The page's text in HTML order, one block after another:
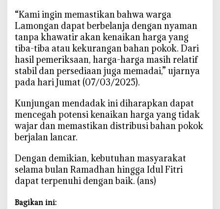
“Kami ingin memastikan bahwa warga
Lamongan dapat berbelanja dengan nyaman
tanpa khawatir akan kenaikan harga yang
tiba-tiba atau kekurangan bahan pokok. Dari
hasil pemeriksaan, harga-harga masih relatif
stabil dan persediaan juga memadai,” ujarnya
pada hari Jumat (07/03/2025).
Kunjungan mendadak ini diharapkan dapat
mencegah potensi kenaikan harga yang tidak
wajar dan memastikan distribusi bahan pokok
berjalan lancar.
Dengan demikian, kebutuhan masyarakat
selama bulan Ramadhan hingga Idul Fitri
dapat terpenuhi dengan baik. (ans)
Bagikan ini: